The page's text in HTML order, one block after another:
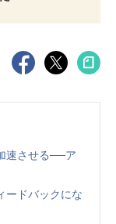
速させる──ア
ードバックにな